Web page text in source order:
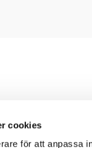
cookies
för att anpassa